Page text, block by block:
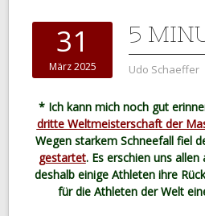
31
März 2025
5
Udo Schaeffer
* Ich kann mich noch gut
dritte Weltmeisterschaft der
Wegen starkem Schneefall fiel
gestartet. Es erschien uns
deshalb einige Athleten ihre
für die Athleten der Welt